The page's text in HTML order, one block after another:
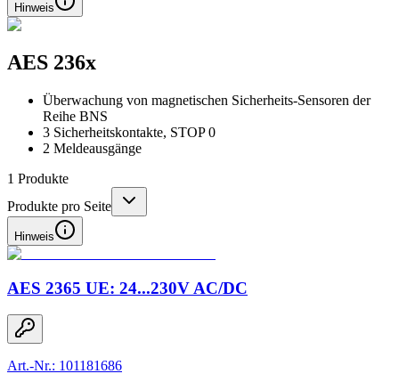
Hinweis
AES 236x
Überwachung von magnetischen Sicherheits-Sensoren der
Reihe BNS
3 Sicherheitskontakte, STOP 0
2 Meldeausgänge
1 Produkte
Produkte pro Seite
Hinweis
AES 2365 UE: 24...230V AC/DC
Art.-Nr.: 101181686